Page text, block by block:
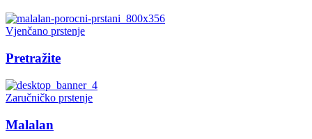
Vjenčano prstenje
Pretražite
Zaručničko prstenje
Malalan